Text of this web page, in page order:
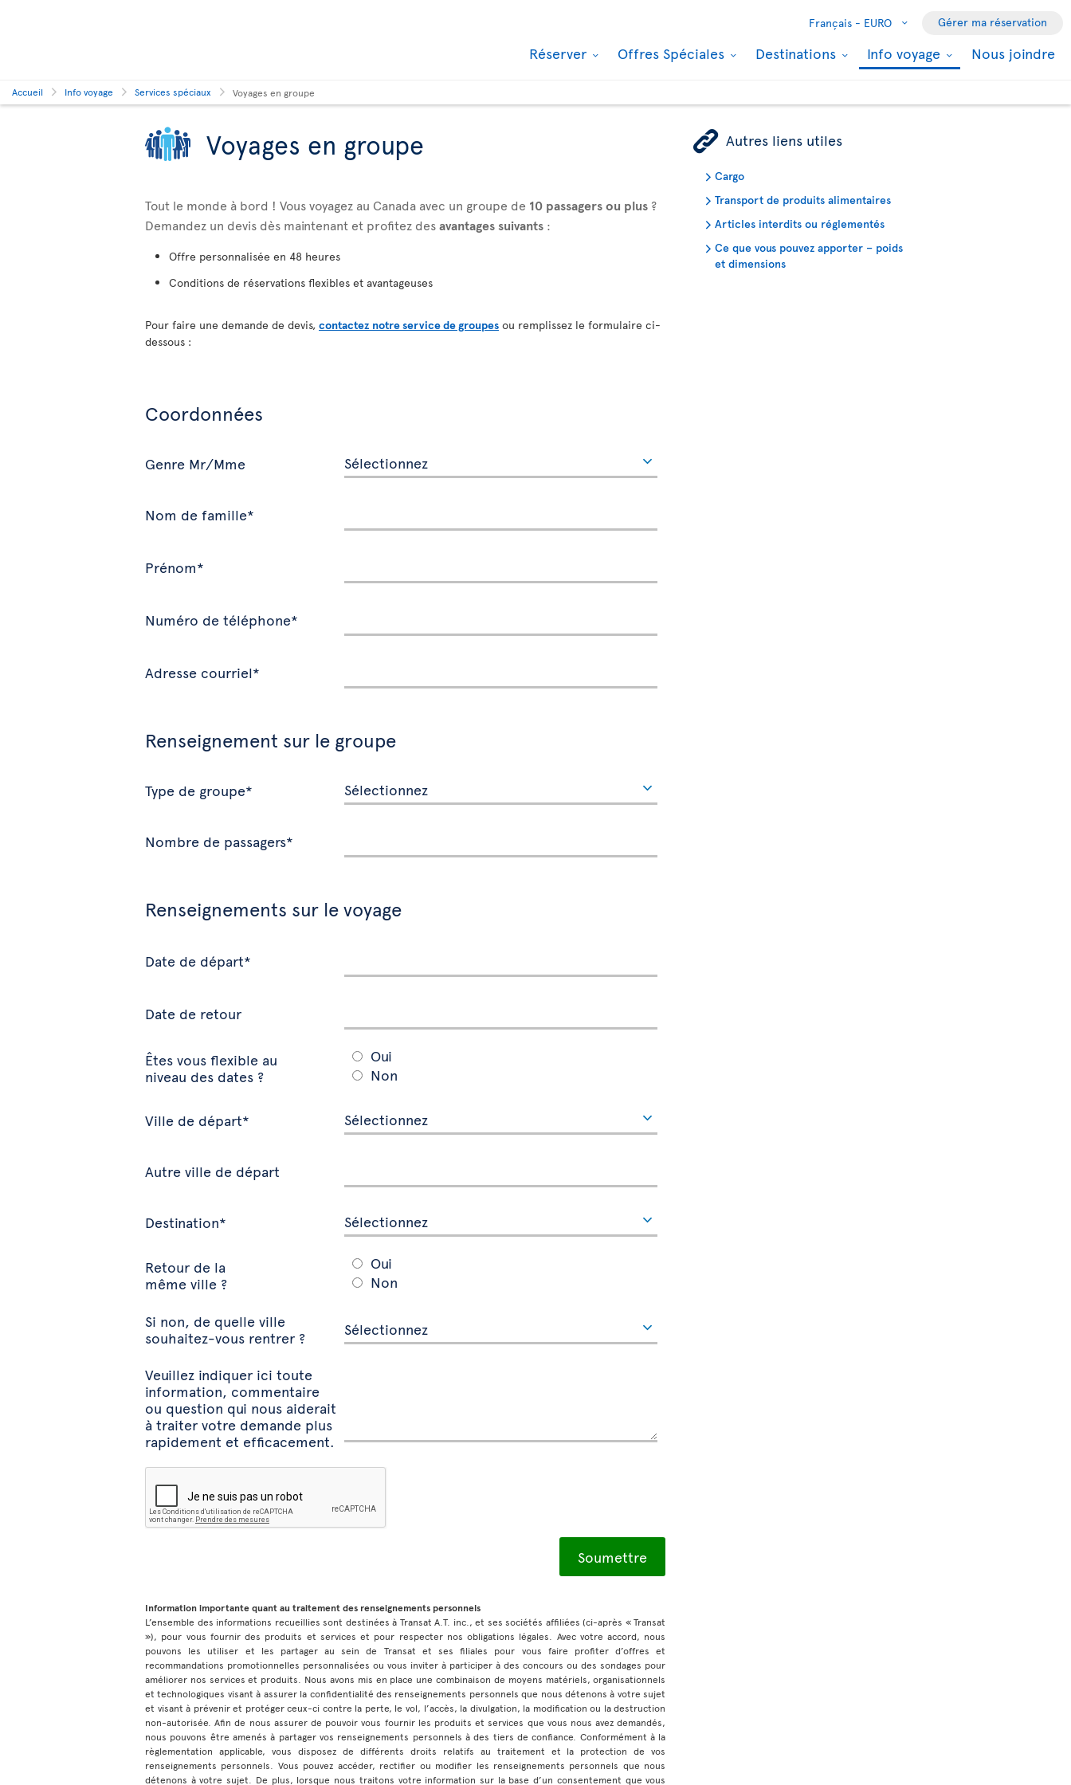
Français - EURO Gérer ma réservation
Réserver Offres Spéciales Destinations Info voyage Nous joindre
Accueil Info voyage Services spéciaux Voyages en groupe
Voyages en groupe
Tout le monde à bord ! Vous voyagez au Canada avec un groupe de 10 passagers ou plus ?
Demandez un devis dès maintenant et profitez desavantages suivants :
Offre personnalisée en 48 heures
Conditions de réservations flexibles et avantageuses
Pour faire une demande de devis, contactez notre service de groupes ou remplissez le formulaire ci-
dessous :
Coordonnées
Genre Mr/Mme
Nom de famille*
Prénom*
Numéro de téléphone*
Adresse courriel*
Renseignement sur le groupe
Type de groupe*
Nombre de passagers*
Renseignements sur le voyage
Date de départ*
Date de retour
Êtes vous flexible au
niveau des dates ?
Oui
Non
Ville de départ*
Autre ville de départ
Destination*
Retour de la
même ville ?
Oui
Non
Si non, de quelle ville
souhaitez-vous rentrer ?
Veuillez indiquer ici toute
information, commentaire
ou question qui nous aiderait
à traiter votre demande plus
rapidement et efficacement.
Information importante quant au traitement des renseignements personnels
L’ensemble des informations recueillies sont destinées à Transat A.T. inc., et ses sociétés affiliées (ci-après « Transat
»), pour vous fournir des produits et services et pour respecter nos obligations légales. Avec votre accord, nous
pouvons les utiliser et les partager au sein de Transat et ses filiales pour vous faire profiter d’offres et
recommandations promotionnelles personnalisées ou vous inviter à participer à des concours ou des sondages pour
améliorer nos services et produits. Nous avons mis en place une combinaison de moyens matériels, organisationnels
et technologiques visant à assurer la confidentialité des renseignements personnels que nous détenons à votre sujet
et visant à prévenir et protéger ceux-ci contre la perte, le vol, l’accès, la divulgation, la modification ou la destruction
non-autorisée. Afin de nous assurer de pouvoir vous fournir les produits et services que vous nous avez demandés,
nous pouvons être amenés à partager vos renseignements personnels à des tiers de confiance. Conformément à la
règlementation applicable, vous disposez de différents droits relatifs au traitement et la protection de vos
renseignements personnels. Vous pouvez accéder, rectifier ou modifier les renseignements personnels que nous
détenons à votre sujet. De plus, lorsque nous traitons votre information sur la base d’un consentement que vous
ÿ Autres liens utiles
Cargo
Transport de produits alimentaires
Articles interdits ou réglementés
Ce que vous pouvez apporter – poids
et dimensions